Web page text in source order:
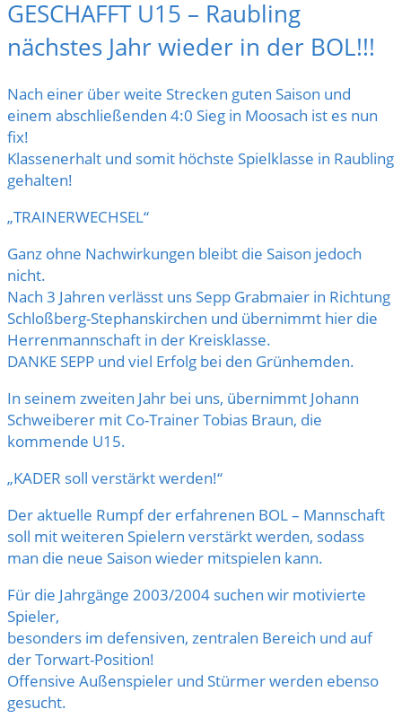
GESCHAFFT U15 – Raubling
nächstes Jahr wieder in der BOL!!!
Nach einer über weite Strecken guten Saison und
einem abschließenden 4:0 Sieg in Moosach ist es nun
fix!
Klassenerhalt und somit höchste Spielklasse in Raubling
gehalten!
„TRAINERWECHSEL“
Ganz ohne Nachwirkungen bleibt die Saison jedoch
nicht.
Nach 3 Jahren verlässt uns Sepp Grabmaier in Richtung
Schloßberg-Stephanskirchen und übernimmt hier die
Herrenmannschaft in der Kreisklasse.
DANKE SEPP und viel Erfolg bei den Grünhemden.
In seinem zweiten Jahr bei uns, übernimmt Johann
Schweiberer mit Co-Trainer Tobias Braun, die
kommende U15.
„KADER soll verstärkt werden!“
Der aktuelle Rumpf der erfahrenen BOL – Mannschaft
soll mit weiteren Spielern verstärkt werden, sodass
man die neue Saison wieder mitspielen kann.
Für die Jahrgänge 2003/2004 suchen wir motivierte
Spieler,
besonders im defensiven, zentralen Bereich und auf
der Torwart-Position!
Offensive Außenspieler und Stürmer werden ebenso
gesucht.